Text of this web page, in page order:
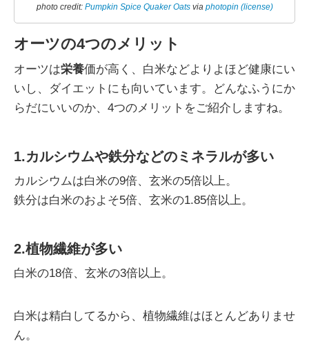
photo credit: Pumpkin Spice Quaker Oatsvia photopin (license)
オーツの4つのメリット
オーツは栄養価が高く、白米などよりよほど健康にい
いし、ダイエットにも向いています。どんなふうにか
らだにいいのか、4つのメリットをご紹介しますね。
1.カルシウムや鉄分などのミネラルが多い
カルシウムは白米の9倍、玄米の5倍以上。
鉄分は白米のおよそ5倍、玄米の1.85倍以上。
2.植物繊維が多い
白米の18倍、玄米の3倍以上。
白米は精白してるから、植物繊維はほとんどありませ
ん。